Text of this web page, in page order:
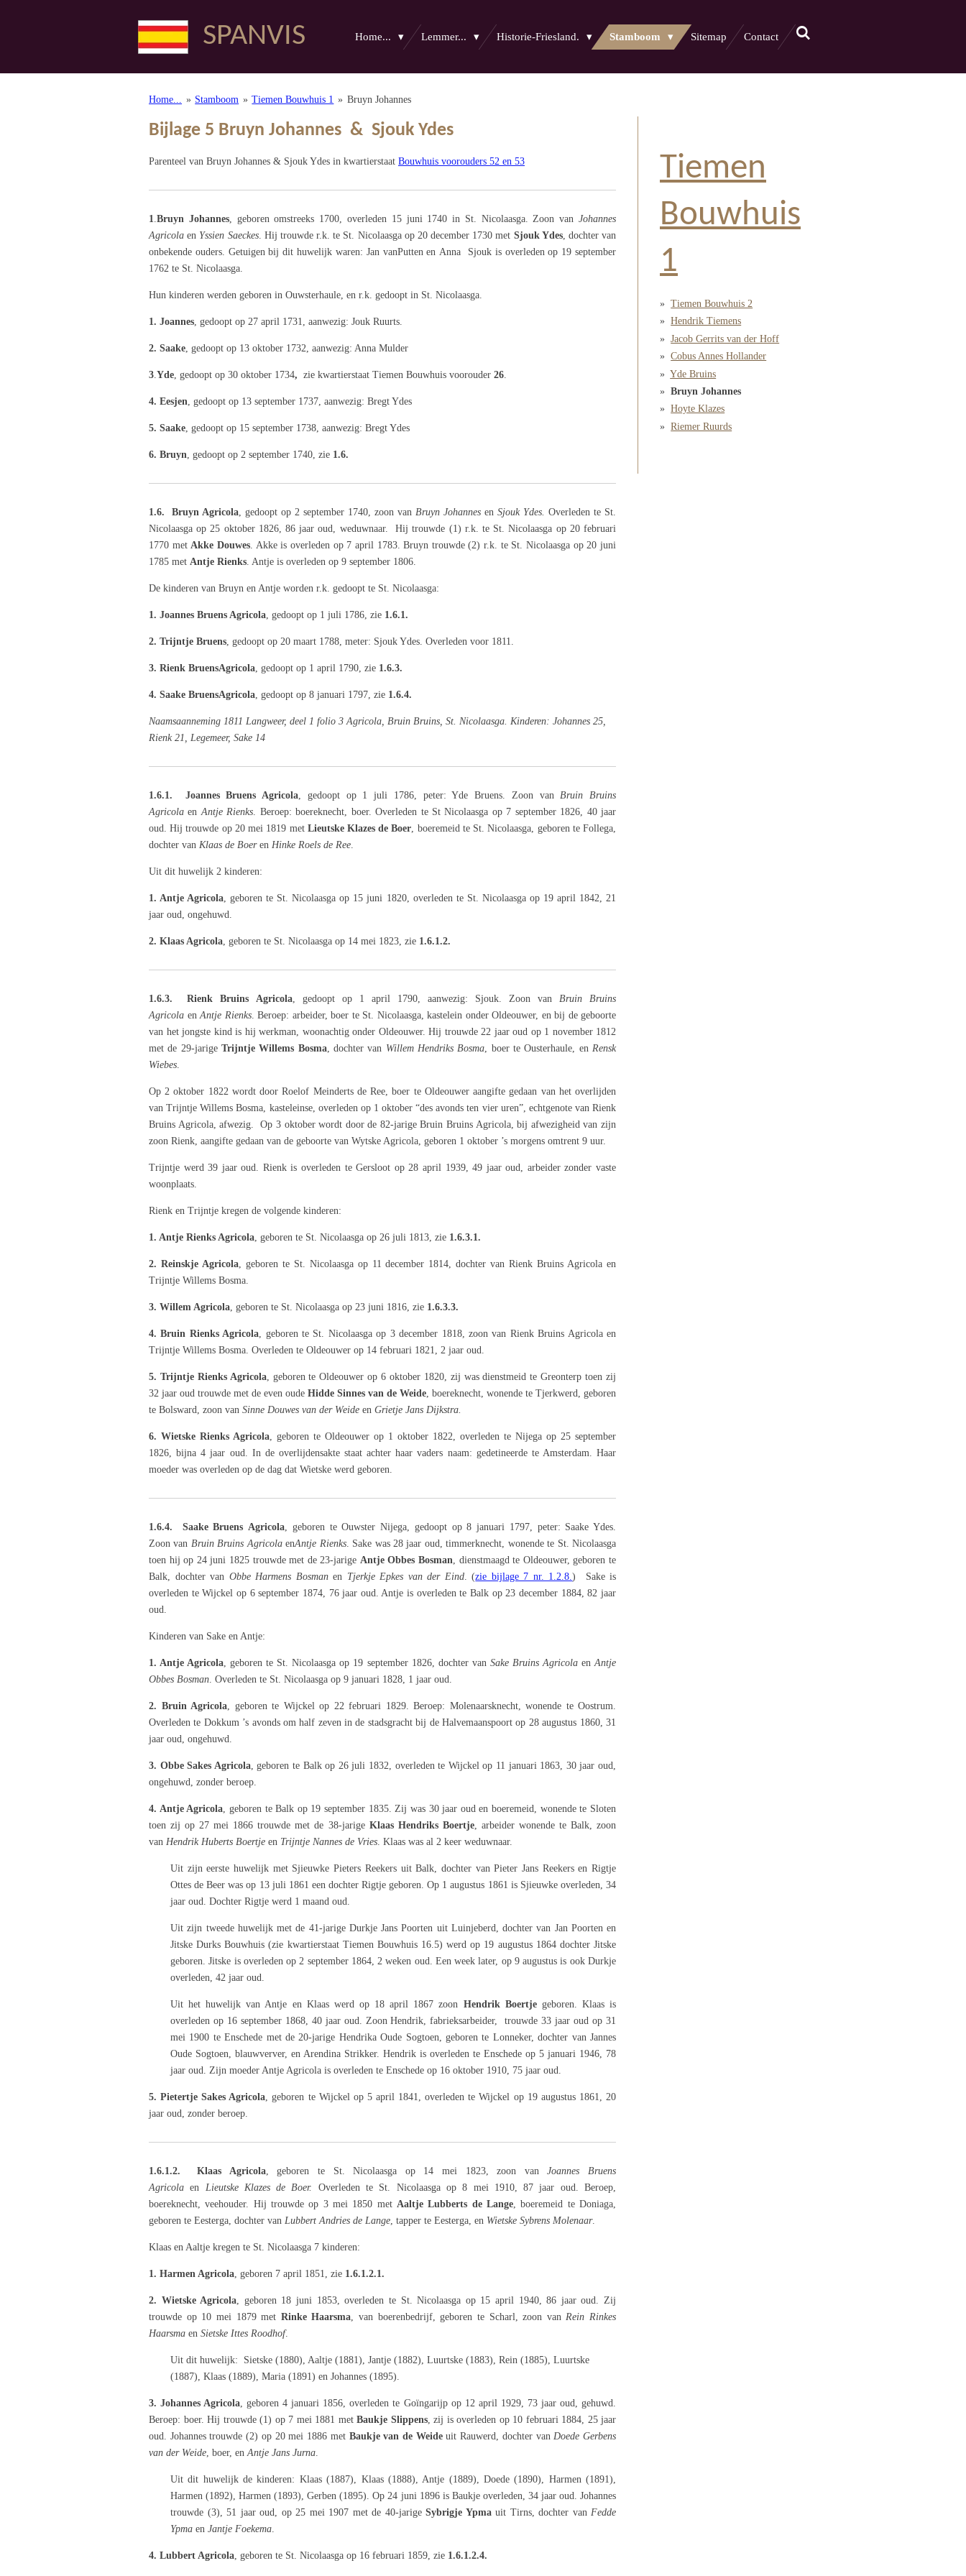
SPANVIS Home... Lemmer... Historie-Friesland. Stamboom Sitemap Contact
Home... » Stamboom » Tiemen Bouwhuis 1 » Bruyn Johannes
Bijlage 5 Bruyn Johannes & Sjouk Ydes
Parenteel van Bruyn Johannes & Sjouk Ydes in kwartierstaat Bouwhuis voorouders 52 en 53
1.Bruyn Johannes, geboren omstreeks 1700, overleden 15 juni 1740 in St. Nicolaasga. Zoon van Johannes
Agricola en Yssien Saeckes. Hij trouwde r.k. te St. Nicolaasga op 20 december 1730 met Sjouk Ydes, dochter van
onbekende ouders. Getuigen bij dit huwelijk waren: Jan vanPutten en Anna
Sjouk is overleden op 19 september
1762 te St. Nicolaasga.
Hun kinderen werden geboren in Ouwsterhaule, en r.k. gedoopt in St. Nicolaasga.
1. Joannes, gedoopt op 27 april 1731, aanwezig: Jouk Ruurts.
2. Saake, gedoopt op 13 oktober 1732, aanwezig: Anna Mulder
3.Yde, gedoopt op 30 oktober 1734, zie kwartierstaat Tiemen Bouwhuis voorouder 26.
4. Eesjen, gedoopt op 13 september 1737, aanwezig: Bregt Ydes
5. Saake, gedoopt op 15 september 1738, aanwezig: Bregt Ydes
6. Bruyn, gedoopt op 2 september 1740, zie 1.6.
1.6. Bruyn Agricola, gedoopt op 2 september 1740, zoon van Bruyn Johannes en Sjouk Ydes. Overleden te St.
Nicolaasga op 25 oktober 1826, 86 jaar oud, weduwnaar. Hij trouwde (1) r.k. te St. Nicolaasga op 20 februari
1770 met Akke Douwes. Akke is overleden op 7 april 1783. Bruyn trouwde (2) r.k. te St. Nicolaasga op 20 juni
1785 met Antje Rienks. Antje is overleden op 9 september 1806.
De kinderen van Bruyn en Antje worden r.k. gedoopt te St. Nicolaasga:
1. Joannes Bruens Agricola, gedoopt op 1 juli 1786, zie 1.6.1.
2. Trijntje Bruens, gedoopt op 20 maart 1788, meter: Sjouk Ydes. Overleden voor 1811.
3. Rienk BruensAgricola, gedoopt op 1 april 1790, zie 1.6.3.
4. Saake BruensAgricola, gedoopt op 8 januari 1797, zie 1.6.4.
Naamsaanneming 1811 Langweer, deel 1 folio 3 Agricola, Bruin Bruins, St. Nicolaasga. Kinderen: Johannes 25,
Rienk 21, Legemeer, Sake 14
1.6.1. Joannes Bruens Agricola, gedoopt op 1 juli 1786, peter: Yde Bruens. Zoon van Bruin Bruins
Agricola en Antje Rienks. Beroep: boereknecht, boer. Overleden te St Nicolaasga op 7 september 1826, 40 jaar
oud. Hij trouwde op 20 mei 1819 met Lieutske Klazes de Boer, boeremeid te St. Nicolaasga, geboren te Follega,
dochter van Klaas de Boer en Hinke Roels de Ree.
Uit dit huwelijk 2 kinderen:
1. Antje Agricola, geboren te St. Nicolaasga op 15 juni 1820, overleden te St. Nicolaasga op 19 april 1842, 21
jaar oud, ongehuwd.
2. Klaas Agricola, geboren te St. Nicolaasga op 14 mei 1823, zie 1.6.1.2.
1.6.3. Rienk Bruins Agricola, gedoopt op 1 april 1790, aanwezig: Sjouk. Zoon van
Bruin Bruins
Agricola en Antje Rienks. Beroep: arbeider, boer te St. Nicolaasga, kastelein onder Oldeouwer, en bij de geboorte
van het jongste kind is hij werkman, woonachtig onder Oldeouwer. Hij trouwde 22 jaar oud op 1 november 1812
met de 29-jarige Trijntje Willems Bosma, dochter van Willem Hendriks Bosma, boer te Ousterhaule, en Rensk
Wiebes.
Op 2 oktober 1822 wordt door Roelof Meinderts de Ree, boer te Oldeouwer aangifte gedaan van het overlijden
van Trijntje Willems Bosma, kasteleinse, overleden op 1 oktober “des avonds ten vier uren”, echtgenote van Rienk
Bruins Agricola, afwezig. Op 3 oktober wordt door de 82-jarige Bruin Bruins Agricola, bij afwezigheid van zijn
zoon Rienk, aangifte gedaan van de geboorte van Wytske Agricola, geboren 1 oktober ’s morgens omtrent 9 uur.
Trijntje werd 39 jaar oud. Rienk is overleden te Gersloot op 28 april 1939, 49 jaar oud, arbeider zonder vaste
woonplaats.
Rienk en Trijntje kregen de volgende kinderen:
1. Antje Rienks Agricola, geboren te St. Nicolaasga op 26 juli 1813, zie 1.6.3.1.
2. Reinskje Agricola, geboren te St. Nicolaasga op 11 december 1814, dochtervan Rienk Bruins Agricola en
Trijntje Willems Bosma.
3. Willem Agricola, geboren te St. Nicolaasga op 23 juni 1816, zie 1.6.3.3.
4. Bruin Rienks Agricola, geboren te St. Nicolaasga op 3 december 1818, zoonvan Rienk Bruins Agricola en
Trijntje Willems Bosma. Overleden te Oldeouwer op 14 februari 1821, 2 jaar oud.
5. Trijntje Rienks Agricola, geboren te Oldeouwer op 6 oktober 1820, zij was dienstmeid te Greonterp toen zij
32 jaar oud trouwde met de even oude Hidde Sinnes van de Weide, boereknecht, wonende te Tjerkwerd, geboren
te Bolsward, zoon van Sinne Douwes van der Weide en Grietje Jans Dijkstra.
6. Wietske Rienks Agricola, geboren te Oldeouwer op 1 oktober 1822, overleden te Nijega op 25 september
1826, bijna 4 jaar oud. In de overlijdensakte staat achter haar vaders naam: gedetineerde te Amsterdam. Haar
moeder was overleden op de dag dat Wietske werd geboren.
1.6.4. Saake Bruens Agricola, geboren te Ouwster Nijega, gedoopt op 8 januari 1797, peter: Saake Ydes.
Zoon van Bruin Bruins Agricola enAntje Rienks. Sake was 28 jaar oud, timmerknecht, wonende te St. Nicolaasga
toen hij op 24 juni 1825 trouwde met de 23-jarige Antje Obbes Bosman, dienstmaagd te Oldeouwer, geboren te
Balk, dochter van Obbe Harmens Bosman en Tjerkje Epkes van der Eind. (zie bijlage 7 nr. 1.2.8.) Sake is
overleden te Wijckel op 6 september 1874, 76 jaar oud. Antje is overleden te Balk op 23 december 1884, 82 jaar
oud.
Kinderen van Sake en Antje:
1. Antje Agricola, geboren te St. Nicolaasga op 19 september 1826, dochter van Sake Bruins AgricolaenAntje
Obbes Bosman. Overleden te St. Nicolaasga op 9 januari 1828, 1 jaar oud.
2. Bruin Agricola, geboren te Wijckel op 22 februari 1829. Beroep: Molenaarsknecht, wonende te Oostrum.
Overleden te Dokkum ’s avonds om half zeven in de stadsgracht bij de Halvemaanspoort op 28 augustus 1860, 31
jaar oud, ongehuwd.
3. Obbe Sakes Agricola, geboren te Balk op 26 juli 1832, overleden te Wijckel op 11 januari 1863, 30 jaar oud,
ongehuwd, zonder beroep.
4. Antje Agricola, geboren te Balk op 19 september 1835. Zij was 30 jaar oud en boeremeid, wonende te Sloten
toen zij op 27 mei 1866 trouwde met de 38-jarige Klaas Hendriks Boertje, arbeider wonende te Balk, zoon
van Hendrik Huberts Boertje en Trijntje Nannes de Vries. Klaas was al 2 keer weduwnaar.
Uit zijn eerste huwelijk met Sjieuwke Pieters Reekers uit Balk, dochter van Pieter Jans Reekers en Rigtje
Ottes de Beer was op 13 juli 1861 een dochter Rigtje geboren. Op 1 augustus 1861 is Sjieuwke overleden, 34
jaar oud. Dochter Rigtje werd 1 maand oud.
Uit zijn tweede huwelijk met de 41-jarige Durkje Jans Poorten uit Luinjeberd, dochter van Jan Poorten en
Jitske Durks Bouwhuis (zie kwartierstaat Tiemen Bouwhuis 16.5) werd op 19 augustus 1864 dochter Jitske
geboren. Jitske is overleden op 2 september 1864, 2 weken oud. Een week later, op 9 augustus is ook Durkje
overleden, 42 jaar oud.
Uit het huwelijk van Antje en Klaas werd op 18 april 1867 zoon Hendrik Boertjegeboren. Klaas is
overleden op 16 september 1868, 40 jaar oud. Zoon Hendrik, fabrieksarbeider, trouwde 33 jaar oud op 31
mei 1900 te Enschede met de 20-jarige Hendrika Oude Sogtoen, geboren te Lonneker, dochter van Jannes
Oude Sogtoen, blauwverver, en Arendina Strikker. Hendrik is overleden te Enschede op 5 januari 1946, 78
jaar oud. Zijn moeder Antje Agricola is overleden te Enschede op 16 oktober 1910, 75 jaar oud.
5. Pietertje Sakes Agricola, geboren te Wijckel op 5 april 1841, overleden te Wijckel op 19 augustus 1861, 20
jaar oud, zonder beroep.
1.6.1.2. Klaas Agricola, geboren te St. Nicolaasga op 14 mei 1823, zoon van
Joannes Bruens
Agricola en Lieutske Klazes de Boer.
Overleden te St. Nicolaasga op 8 mei 1910, 87 jaar oud. Beroep,
boereknecht, veehouder. Hij trouwde op 3 mei 1850 met Aaltje Lubberts de Lange, boeremeid te Doniaga,
geboren te Eesterga, dochter van Lubbert Andries de Lange, tapper te Eesterga, en Wietske Sybrens Molenaar.
Klaas en Aaltje kregen te St. Nicolaasga 7 kinderen:
1. Harmen Agricola, geboren 7 april 1851, zie 1.6.1.2.1.
2. Wietske Agricola, geboren 18 juni 1853, overleden te St. Nicolaasga op 15 april 1940, 86 jaar oud. Zij
trouwde op 10 mei 1879 met Rinke Haarsma, van boerenbedrijf, geboren te Scharl, zoon van Rein Rinkes
Haarsma en Sietske Ittes Roodhof.
Uit dit huwelijk: Sietske (1880), Aaltje (1881), Jantje (1882), Luurtske (1883), Rein (1885), Luurtske
(1887), Klaas (1889), Maria (1891) en Johannes (1895).
3. Johannes Agricola, geboren 4 januari 1856, overleden te Goïngarijp op 12 april 1929, 73 jaar oud, gehuwd.
Beroep: boer. Hij trouwde (1) op 7 mei 1881 met Baukje Slippens, zij is overleden op 10 februari 1884, 25 jaar
oud. Johannes trouwde (2) op 20 mei 1886 met Baukje van de Weide uit Rauwerd, dochter van Doede Gerbens
van der Weide, boer, en Antje Jans Jurna.
Uit dit huwelijk de kinderen: Klaas (1887), Klaas (1888), Antje (1889), Doede (1890), Harmen (1891),
Harmen (1892), Harmen (1893), Gerben (1895). Op 24 juni 1896 is Baukje overleden, 34 jaar oud. Johannes
trouwde (3), 51 jaar oud, op 25 mei 1907 met de 40-jarige Sybrigje Ypma uit Tirns, dochter van Fedde
Ypma en Jantje Foekema.
4. Lubbert Agricola, geboren te St. Nicolaasga op 16 februari 1859, zie 1.6.1.2.4.
Tiemen
Bouwhuis
1
Tiemen Bouwhuis 2
Hendrik Tiemens
Jacob Gerrits van der Hoff
Cobus Annes Hollander
Yde Bruins
Bruyn Johannes
Hoyte Klazes
Riemer Ruurds